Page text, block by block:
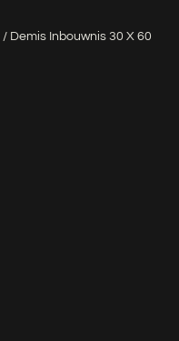
/ Demis Inbouwnis 30 X 60